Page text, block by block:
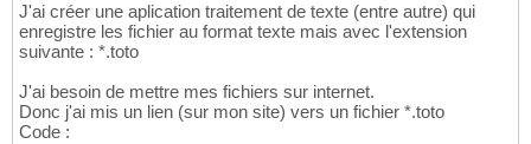
J'ai créer une aplication traitement de texte (entre autre) qui
enregistre les fichier au format texte mais avec l'extension
suivante : *.toto
J'ai besoin de mettre mes fichiers sur internet.
Donc j'ai mis un lien (sur mon site) vers un fichier *.toto
Code :